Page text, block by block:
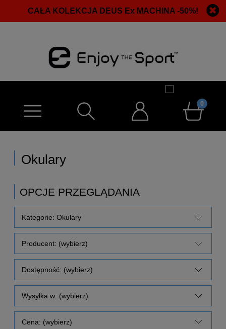
CAŁA KOLEKCJA DEUS Ex MACHINA -50%!
Okulary
OPCJE PRZEGLĄDANIA
Kategorie: Okulary
Producent: (wybierz)
Dostępność: (wybierz)
Wysyłka w: (wybierz)
Cena: (wybierz)